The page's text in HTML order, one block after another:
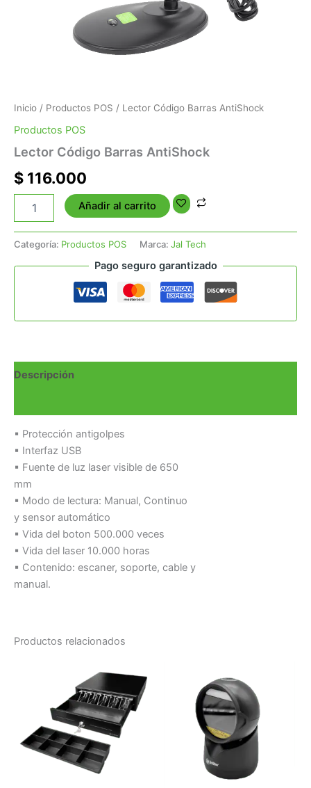
Inicio / Productos POS / Lector Código Barras AntiShock
Productos POS
Lector Código Barras AntiShock
$ 116.000
Añadir al carrito
Categoría: Productos POS Marca: Jal Tech
Pago seguro garantizado
Descripción
▪ Protección antigolpes
▪ Interfaz USB
▪ Fuente de luz laser visible de 650
mm
▪ Modo de lectura: Manual, Continuo
y sensor automático
▪ Vida del boton 500.000 veces
▪ Vida del laser 10.000 horas
▪ Contenido: escaner, soporte, cable y
manual.
Productos relacionados